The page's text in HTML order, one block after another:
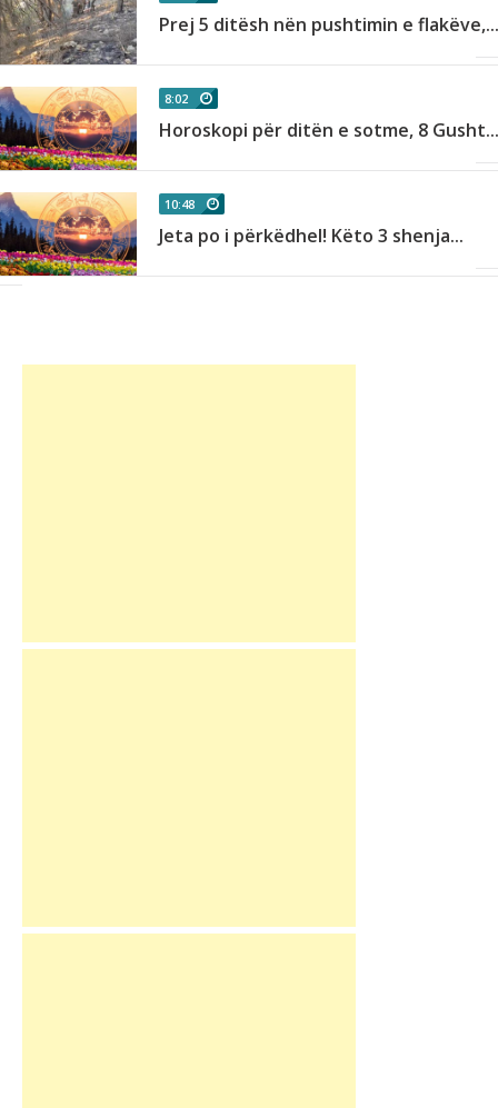
Prej 5 ditësh nën pushtimin e flakëve,...
8:02
Horoskopi për ditën e sotme, 8 Gusht...
10:48
Jeta po i përkëdhel! Këto 3 shenja...